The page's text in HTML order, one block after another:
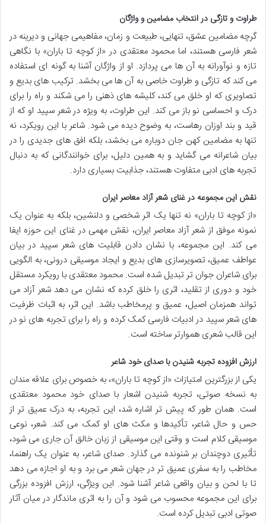
طراوت و تازگی در انتخاب مضامین و واژگان
گرچه مضامین عشق، تنهایی، طبیعت و زمان، مفاهیمی جهانی و دیرینه در
شعر فارسی هستند، اما محمود معتقدی در «از کوچه تا باران» با نگاهی
تازه و نوآورانه به آن ها می پردازد. او از واژگان آشنا به گونه ای استفاده
می کند که تازگی و طراوت خاصی به آن ها می بخشد. ترکیب های بدیع و
تصاویری که او خلق می کند، کلیشه های ذهنی را می شکند و راه را برای
درک و احساسی نو باز می کند. این طراوت، به ویژه در شعر سپید او که از
قید و بند اوزان رهاست، به وضوح دیده می شود. شاعر با این رویکرد، نه
تنها به مضامین کهن جان دوباره می بخشد، بلکه افق های جدیدی را در
بیان شاعرانه می گشاید و به همین دلیل، برای خوانندگانی که به دنبال
تجربه های ادبی متفاوت هستند، جذابیت بسیاری دارد.
نقش این مجموعه در غنای شعر آزاد معاصر ایران
«از کوچه تا باران» نه تنها یک اثر شخصی و دلنشین، بلکه به عنوان یک
نمونه موفق از شعر آزاد معاصر ایران، نقش مهمی در غنای این حوزه ایفا
می کند. این مجموعه، با نشان دادن قابلیت های شعر سپید در بیان
عواطف عمیق، تصویرسازی های بدیع و ایجاد موسیقی درونی، به الگویی
برای شاعران جوان تر تبدیل شده است. محمود معتقدی با رویکرد مستقل
خود و دوری از تقلید، اثری را خلق کرده که نشان می دهد شعر آزاد می
تواند همزمان اصیل، عمیق و پرمخاطب باشد. این اثر، به اثبات ظرفیت
های شعر سپید در ادبیات فارسی کمک کرده و راه را برای تجربه های نو در
این قالب شعری هموارتر ساخته است.
ارزش افزوده تجربه شنیدن با صدای خود شاعر
یکی از بزرگترین امتیازات «از کوچه تا باران»، به خصوص برای علاقه مندان
به نسخه صوتی، تجربه شنیدن اشعار با صدای خود محمود معتقدی
است. همان طور که پیش تر اشاره شد، این تجربه، به درک عمیق تر از
حس و حال شاعر، تأکیدها و مکث های او کمک می کند. شعر، نوعی
موسیقی کلام است و وقتی این موسیقی از زبان خالق آن جاری می شود،
تأثیری دوچندان بر شنونده می گذارد. صدای شاعر، به عنوان یک راهنما،
مخاطب را به سفری عمیق تر در جهان شعر می برد و به او اجازه می دهد
تا با لحن و بیان واقعی شاعر آشنا شود. این ویژگی، ارزش افزوده بزرگی
برای این مجموعه محسوب می شود و آن را به اثری ماندگار در میان آثار
صوتی ادبی تبدیل کرده است.